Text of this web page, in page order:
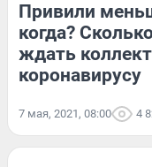
Привили
когда?
ждать
коронавирусу
7 мая, 2021, 08:00 4